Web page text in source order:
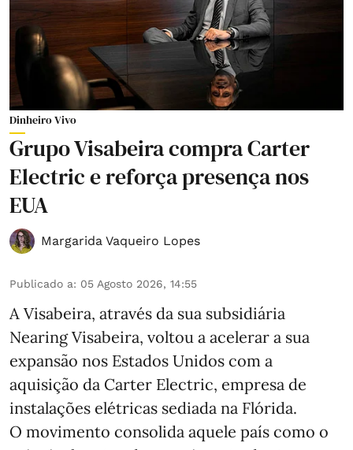
Dinheiro Vivo
Grupo Visabeira compra Carter
Electric e reforça presença nos
EUA
Margarida Vaqueiro Lopes
Publicado a: 05 Agosto 2026, 14:55
A Visabeira, através da sua subsidiária
Nearing Visabeira, voltou a acelerar a sua
expansão nos Estados Unidos com a
aquisição da Carter Electric, empresa de
instalações elétricas sediada na Flórida.
O movimento consolida aquele país como o